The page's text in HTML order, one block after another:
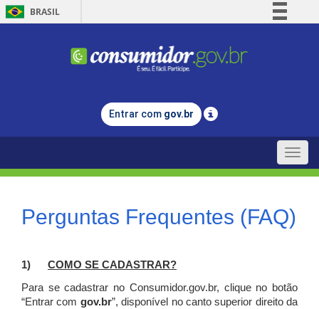
BRASIL
Comunica BR
Legislação
Entrar com gov.br
Toggle
Perguntas Frequentes (FAQ)
1) COMO SE CADASTRAR?
Para se cadastrar no Consumidor.gov.br, clique no botão
“Entrar com gov.br”, disponível no canto superior direito da